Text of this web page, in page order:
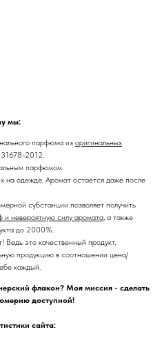
мы:
парфюма из оригинальных
2012.
парфюмом.
на одежде. Аромат остается даже после
субстанции позволяет получить
и невероятную силу аромата, а также
до 2000%.
это качественный продукт,
продукцию в соотношении цена/
каждый.
флакон? Моя миссия - сделать
доступной!
сайта: